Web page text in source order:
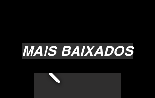
MAIS BAIXADOS